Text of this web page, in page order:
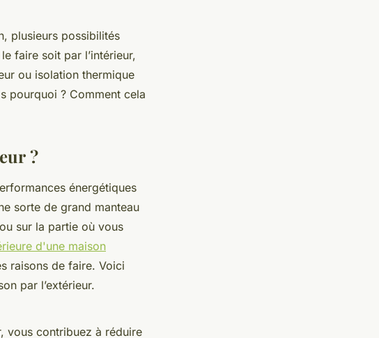
plusieurs possibilités
faire soit par l’intérieur,
ou isolation thermique
pourquoi ? Comment cela
?
énergétiques
sorte de grand manteau
sur la partie où vous
d'une maison
raisons de faire. Voici
par l’extérieur.
vous contribuez à réduire